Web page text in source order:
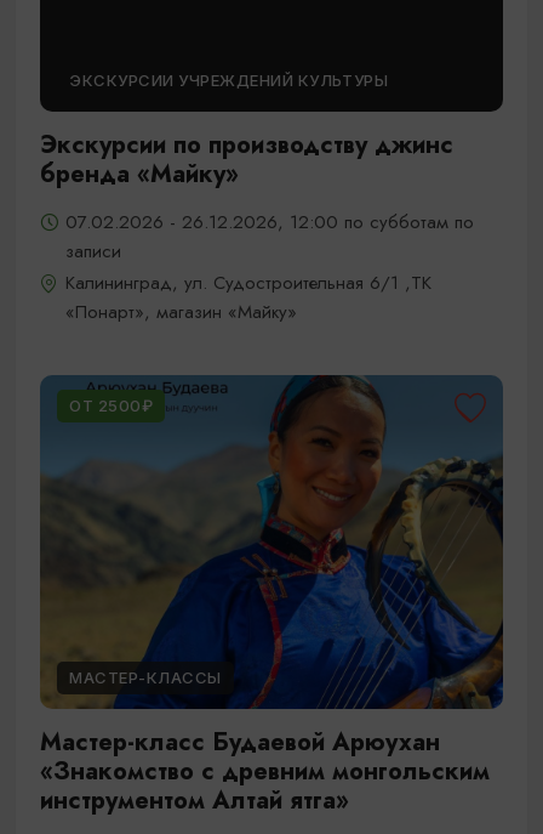
ЭКСКУРСИИ УЧРЕЖДЕНИЙ КУЛЬТУРЫ
Экскурсии по производству джинс
бренда «Майку»
07.02.2026 - 26.12.2026, 12:00 по субботам по
записи
Калининград, ул. Судостроительная 6/1 ,ТК
«Понарт», магазин «Майку»
ОТ 2500₽
МАСТЕР-КЛАССЫ
Мастер-класс Будаевой Арюухан
«Знакомство с древним монгольским
инструментом Алтай ятга»